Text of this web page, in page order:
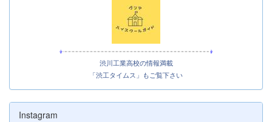
渋川工業高校の情報満載
「渋工タイムス」もご覧下さい
Instagram